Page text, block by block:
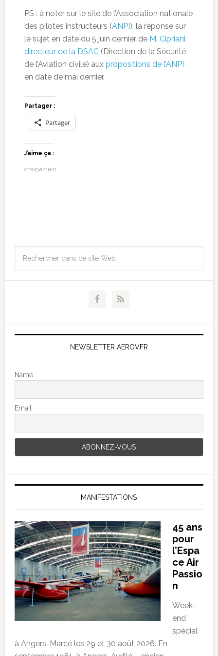
PS : à noter sur le site de l’Association nationale
des pilotes instructeurs (ANPI), la réponse sur
le sujet en date du 5 juin dernier de M. Cipriani,
directeur de la DSAC(Direction de la Sécurité
de l’Aviation civile) aux propositions de l’ANPI
en date de mai dernier.
Partager :
Partager
J’aime ça :
chargement…
NEWSLETTER AEROVFR
Name
Email
MANIFESTATIONS
45 ans
pour
l’Espa
ce Air
Passio
n
Week-
end
spécial
à Angers-Marcé les 29 et 30 août 2026. En